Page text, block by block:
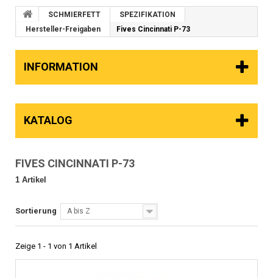
SCHMIERFETT
SPEZIFIKATION
Hersteller-Freigaben
Fives Cincinnati P-73
INFORMATION
KATALOG
FIVES CINCINNATI P-73
1 Artikel
Sortierung A bis Z
Zeige 1 - 1 von 1 Artikel